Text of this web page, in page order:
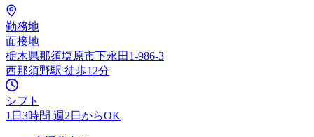
勤務地
面接地
栃木県那須塩原市下永田1-986-3
西那須野駅 徒歩12分
シフト
1日3時間 週2日からOK